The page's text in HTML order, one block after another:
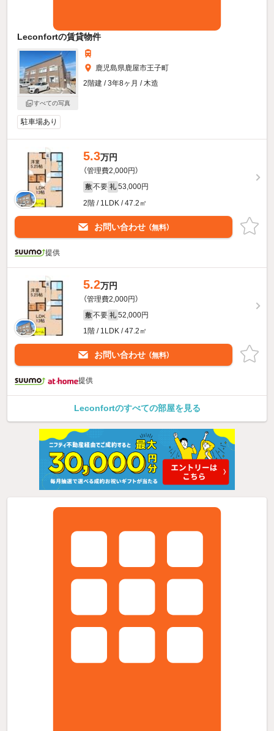
Leconfortの賃貸物件
すべての写真
鹿児島県鹿屋市王子町
2階建 / 3年8ヶ月 / 木造
駐車場あり
5.3万円
（管理費2,000円）
敷 不要 礼 53,000円
2階 / 1LDK / 47.2㎡
お問い合わせ （無料）
提供
5.2万円
（管理費2,000円）
敷 不要 礼 52,000円
1階 / 1LDK / 47.2㎡
お問い合わせ （無料）
提供
Leconfortのすべての部屋を見る